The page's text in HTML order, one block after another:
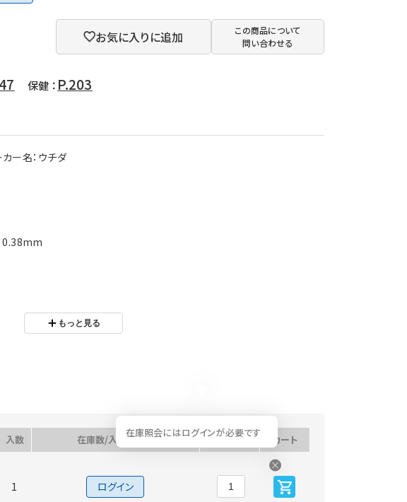
お気に入りに追加
この商品について
問い合わせる
保健 ： P.203
ー名：ウチダ
0.38mm
合がございます。
もっと見る
入数 在庫数/入荷予定日
在庫照会にはログインが必要です
数量 カート
1 ログイン